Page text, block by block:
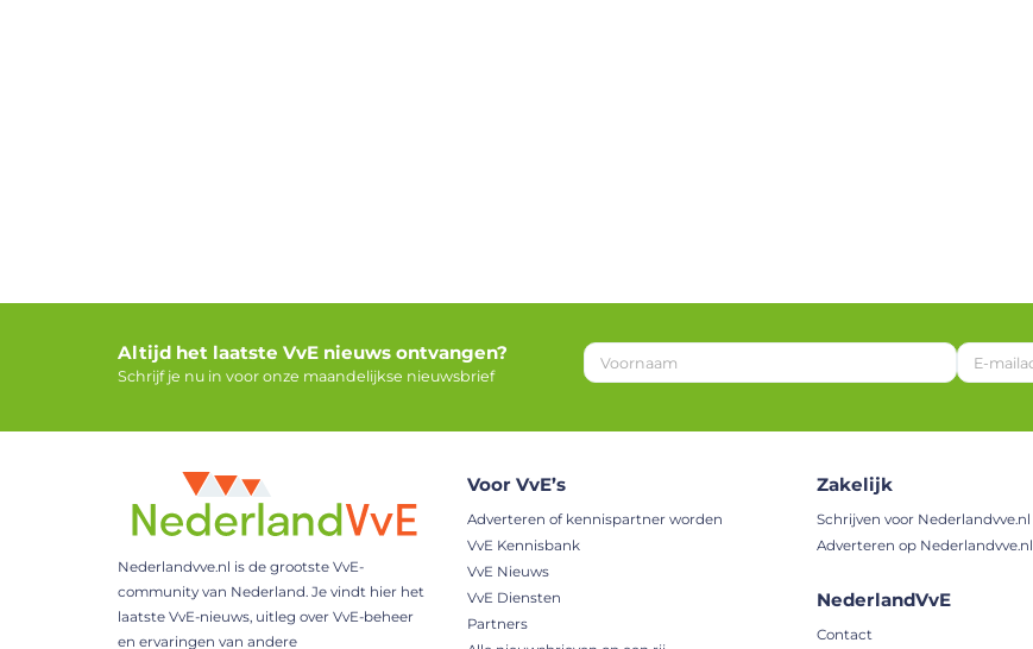
Altijd het laatste VvE nieuws ontvangen?
Schrijf je nu in voor onze maandelijkse nieuwsbrief
*
*
Nederlandvve.nl is de grootste VvE-
community van Nederland. Je vindt hier het
laatste VvE-nieuws, uitleg over VvE-beheer
en ervaringen van andere
Voor VvE’s
Adverteren of kennispartner worden
VvE Kennisbank
VvE Nieuws
VvE Diensten
Partners
Zakelijk
Schrijven voor Nederlandvve.nl
Adverteren op Nederlandvve.nl
NederlandVvE
Contact